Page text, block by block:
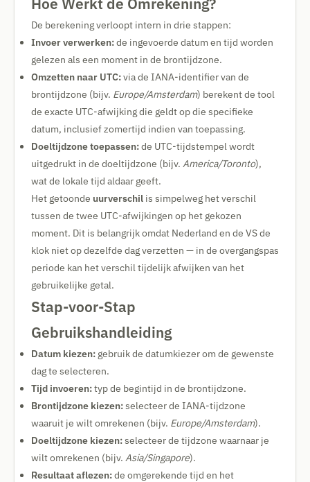
De berekening verloopt intern in drie stappen:
Invoer verwerken:de ingevoerde datum en tijd worden
gelezen als een moment in de brontijdzone.
Omzetten naar UTC:via de IANA-identifier van de
brontijdzone (bijv. Europe/Amsterdam) berekent de tool
de exacte UTC-afwijking die geldt op die specifieke
datum, inclusief zomertijd indien van toepassing.
Doeltijdzone toepassen:de UTC-tijdstempel wordt
uitgedrukt in de doeltijdzone (bijv. America/Toronto),
wat de lokale tijd aldaar geeft.
Het getoonde uurverschil is simpelweg het verschil
tussen de twee UTC-afwijkingen op het gekozen
moment. Dit is belangrijk omdat Nederland en de VS de
klok niet op dezelfde dag verzetten — in de overgangspas
periode kan het verschil tijdelijk afwijken van het
gebruikelijke getal.
Stap-voor-Stap
Gebruikshandleiding
Datum kiezen: gebruik de datumkiezer om de gewenste
dag te selecteren.
Tijd invoeren:typ de begintijd in de brontijdzone.
Brontijdzone kiezen:selecteer de IANA-tijdzone
waaruit je wilt omrekenen (bijv. Europe/Amsterdam).
Doeltijdzone kiezen:selecteer de tijdzone waarnaar je
wilt omrekenen (bijv. Asia/Singapore).
Resultaat aflezen:de omgerekende tijd en het